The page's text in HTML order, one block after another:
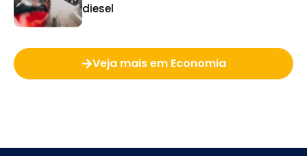
diesel
Veja mais em Economia